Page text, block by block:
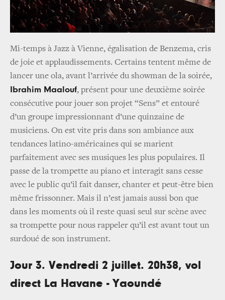
Mi-temps à Jazz à Vienne, égalisation de Benzema, cris
de joie et applaudissements. Certains tentent même de
lancer une ola, avant l’arrivée du showman de la soirée,
Ibrahim Maalouf, présent pour une deuxième soirée
consécutive pour jouer son projet “Sens” et entouré
d’un groupe impressionnant d’une quinzaine de
musiciens. On est vite pris dans son ambiance aux
tendances latino-américaines qui se marient
parfaitement avec ses musiques les plus populaires. Il
passe de la trompette au piano et interagit sans cesse
avec le public qu’il fait danser, chanter et peut-être bien
même frissonner. Mais il n’est jamais aussi bon que
dans les moments où il reste quasi seul sur scène avec
sa trompette pour nous rappeler qu’il est avant tout un
surdoué de son instrument.
Jour 3. Vendredi 2 juillet. 20h38, vol
direct La Havane - Yaoundé